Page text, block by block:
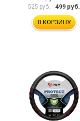
525 руб. 499 руб.
В КОРЗИНУ